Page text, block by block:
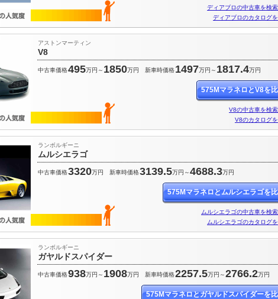
ディアブロの中古車を検
ディアブロのカタログ
V8
アストンマーティン
中古車価格495万円～ 1850万円 新車時価格1497万円～ 1817.4万円
575MマラネロとV8を
V8の中古車を検
V8のカタログ
ムルシエラゴ
ランボルギーニ
中古車価格3320万円 新車時価格3139.5万円～4688.3万円
575Mマラネロとムルシエラゴを
ムルシエラゴの中古車を検
ムルシエラゴのカタログ
ガヤルドスパイダー
ランボルギーニ
中古車価格938万円～ 1908万円 新車時価格2257.5万円～2766.2万円
575Mマラネロとガヤルドスパイダーを